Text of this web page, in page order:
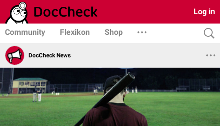
Log in
Community Flexikon Shop
DocCheck News